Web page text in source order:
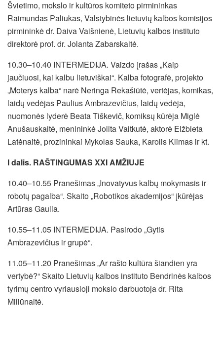
Švietimo, mokslo ir kultūros komiteto pirmininkas
Raimundas Paliukas, Valstybinės lietuvių kalbos komisijos
pirmininkė dr. Daiva Vaišnienė, Lietuvių kalbos instituto
direktorė prof. dr. Jolanta Zabarskaitė.
10.30–10.40 INTERMEDIJA. Vaizdo įrašas „Kaip
jaučiuosi, kai kalbu lietuviškai“. Kalba fotografė, projekto
„Moterys kalba“ narė Neringa Rekašiūtė, vertėjas, komikas,
laidų vedėjas Paulius Ambrazevičius, laidų vedėja,
nuomonės lyderė Beata Tiškevič, komiksų kūrėja Miglė
Anušauskaitė, menininkė Jolita Vaitkutė, aktorė Elžbieta
Latėnaitė, prozininkai Mykolas Sauka, Karolis Klimas ir kt.
I dalis. RAŠTINGUMAS XXI AMŽIUJE
10.40–10.55 Pranešimas „Inovatyvus kalbų mokymasis ir
robotų pagalba“. Skaito „Robotikos akademijos“ įkūrėjas
Artūras Gaulia.
10.55–11.05 INTERMEDIJA. Pasirodo „Gytis
Ambrazevičius ir grupė“.
11.05–11.20 Pranešimas „Ar rašto kultūra šiandien yra
vertybė?“ Skaito Lietuvių kalbos instituto Bendrinės kalbos
tyrimų centro vyriausioji mokslo darbuotoja dr. Rita
Miliūnaitė.